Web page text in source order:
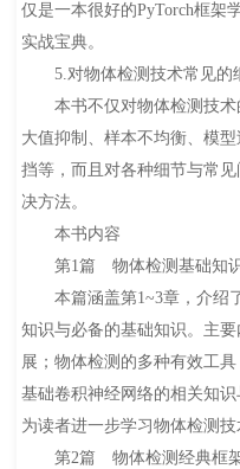
仅是一本很好的PyTorch框架
实战宝典。
5.对物体检测技术常见的
本书不仅对物体检测技术
大值抑制、样本不均衡、模
挡等，而且对各种细节与常
决方法。
本书内容
第1篇 物体检测基础知
本篇涵盖第1~3章，介绍了
知识与必备的基础知识。主
展；物体检测的多种有效工
基础卷积神经网络的相关知
为读者进一步学习物体检测技
第2篇 物体检测经典框